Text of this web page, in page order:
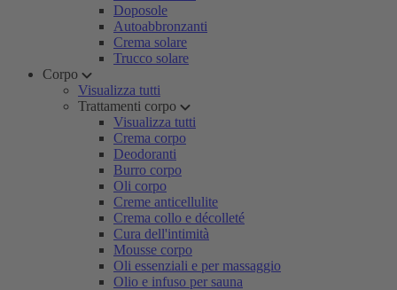
Doposole
Autoabbronzanti
Crema solare
Trucco solare
Corpo
Visualizza tutti
Trattamenti corpo
Visualizza tutti
Crema corpo
Deodoranti
Burro corpo
Oli corpo
Creme anticellulite
Crema collo e décolleté
Cura dell'intimità
Mousse corpo
Oli essenziali e per massaggio
Olio e infuso per sauna